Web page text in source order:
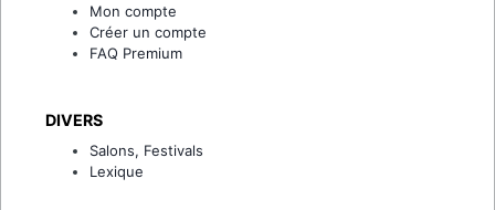
Mon compte
Créer un compte
FAQ Premium
DIVERS
Salons, Festivals
Lexique